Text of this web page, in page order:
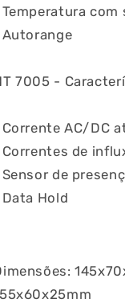
Temperatura com
Autorange
7005 -
Corrente AC/DC
Correntes de
Sensor de
Data Hold